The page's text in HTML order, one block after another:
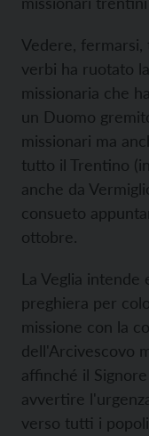
Vedere,
verbi ha ruotato
missionaria che
un Duomo
missionari ma
tutto il Trentino
anche da
consueto
ottobre.
La Veglia
preghiera per
missione con la
dell'Arcivescovo
affinché il
avvertire
verso tutti i